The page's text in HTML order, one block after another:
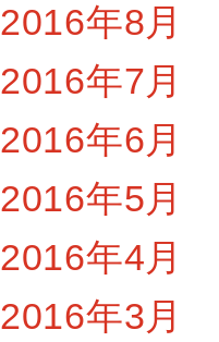
2016年8月
2016年7月
2016年6月
2016年5月
2016年4月
2016年3月